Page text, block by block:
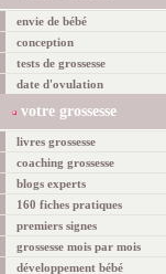
envie de bébé
conception
tests de grossesse
date d'ovulation
votre grossesse
livres grossesse
coaching grossesse
blogs experts
160 fiches pratiques
premiers signes
grossesse mois par mois
développement bébé